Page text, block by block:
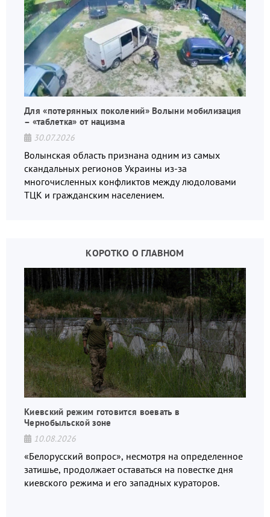
Для «потерянных поколений» Волыни мобилизация
– «таблетка» от нацизма
30.07.2026
Волынская область признана одним из самых
скандальных регионов Украины из-за
многочисленных конфликтов между людоловами
ТЦК и гражданским населением.
КОРОТКО О ГЛАВНОМ
Киевский режим готовится воевать в
Чернобыльской зоне
10.08.2026
«Белорусский вопрос», несмотря на определенное
затишье, продолжает оставаться на повестке дня
киевского режима и его западных кураторов.